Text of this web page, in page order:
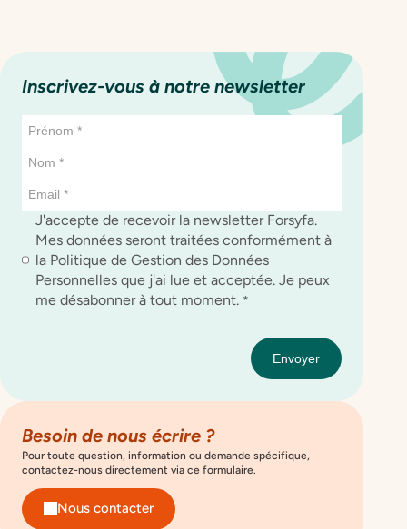
Inscrivez-vous à notre newsletter
J'accepte de recevoir la newsletter Forsyfa.
Mes données seront traitées conformément à
la Politique de Gestion des Données
Personnelles que j'ai lue et acceptée. Je peux
me désabonner à tout moment. *
Besoin de nous écrire ?
Pour toute question, information ou demande spécifique,
contactez-nous directement via ce formulaire.
Nous contacter